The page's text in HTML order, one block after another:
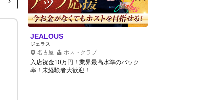
JEALOUS
ジェラス
名古屋 ホストクラブ
入店祝金10万円！業界最高水準のバック
率！未経験者大歓迎！